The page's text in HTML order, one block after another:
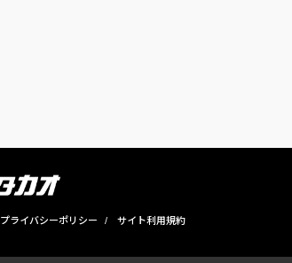
プライバシーポリシー サイト利用規約